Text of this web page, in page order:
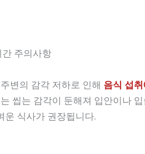
주의사항
변의 감각 저하로 인해 음식 섭
씹는 감각이 둔해져 입안이나
운 식사가 권장됩니다.